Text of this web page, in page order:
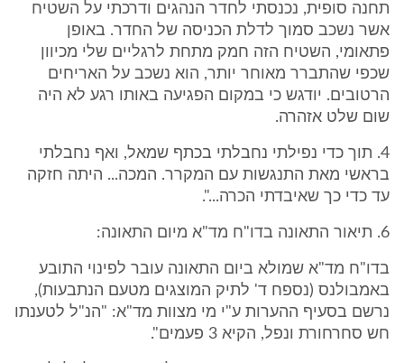
תחנה סופית, נכנסתי לחדר הנהגים ודרכתי על השטיח
אשר נשכב סמוך לדלת הכניסה של החדר. באופן
פתאומי, השטיח הזה חמק מתחת לרגליים שלי מכיוון
שכפי שהתברר מאוחר יותר, הוא נשכב על האריחים
הרטובים. יודגש כי במקום הפגיעה באותו רגע לא היה
שום שלט אזהרה.
4. תוך כדי נפילתי נחבלתי בכתף שמאל, ואף נחבלתי
בראשי מאת התנגשות עם המקרר. המכה... היתה חזקה
עד כדי כך שאיבדתי הכרה...".
6. תיאור התאונה בדו"ח מד"א מיום התאונה:
בדו"ח מד"א שמולא ביום התאונה עובר לפינוי התובע
באמבולנס (נספח ד' לתיק המוצגים מטעם הנתבעות),
נרשם בסעיף ההערות ע"י מי מצוות מד"א: "הנ"ל לטענתו
חש סחרחורת ונפל, הקיא 3 פעמים".